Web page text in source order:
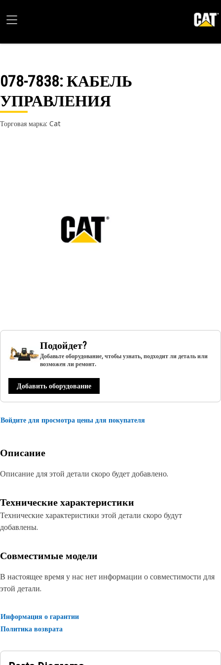
078-7838: КАБЕЛЬ
УПРАВЛЕНИЯ
Торговая марка: Cat
Подойдет?
Добавьте оборудование, чтобы узнать, подходит ли деталь или
возможен ли ремонт.
Добавить оборудование
Войдите для просмотра цены для покупателя
Описание
Описание для этой детали скоро будет добавлено.
Технические характеристики
Технические характеристики этой детали скоро будут
добавлены.
Совместимые модели
В настоящее время у нас нет информации о совместимости для
этой детали.
Информация о гарантии
Политика возврата